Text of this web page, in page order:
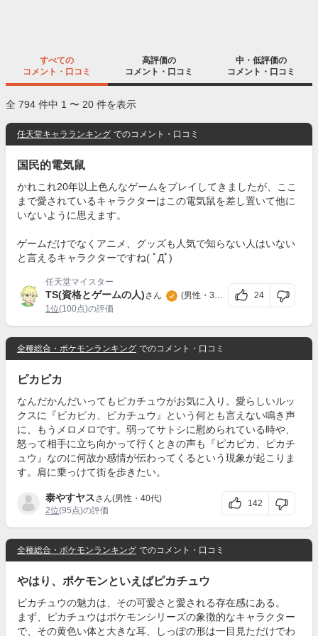
すべての
コメント・口コミ
高評価の
コメント・口コミ
中・低評価の
コメント・口コミ
全 794 件中 1 〜 20 件を表示
任天堂キャラランキング でのコメント・口コミ
国民的電気鼠
かれこれ20年以上色んなゲームをプレイしてきましたが、ここ
まで愛されているキャラクターはこの電気鼠を差し置いて他に
いないように思えます。
ゲームだけでなくアニメ、グッズも人気で知らない人はいない
と言えるキャラクターですね( ﾟДﾟ)
任天堂マイスター
TS(資格とゲームの人)さん
(男性・30代)
1位(100点)の評価
24
全種総合・ポケモンランキング でのコメント・口コミ
ピカピカ
なんだかんだいってもピカチュウがお気に入り。愛らしいルッ
クスに『ピカピカ、ピカチュウ』という何とも言えない鳴き声
に、もうメロメロです。弱ってサトシに慰められている時や、
怒って相手に立ち向かって行くときの声も『ピカピカ、ピカチ
ュウ』なのに何故か感情が伝わってくるという現象が起こりま
す。肩に乗っけて街を歩きたい。
泰やすヤスさん(男性・40代)
2位(95点)の評価
142
全種総合・ポケモンランキング でのコメント・口コミ
やはり、ポケモンといえばピカチュウ
ピカチュウの魅力は、その可愛さと愛される存在感にある。
まず、ピカチュウはポケモンシリーズの象徴的なキャラクター
で、その黄色い体と大きな耳、しっぽの形は一目見ただけでわ